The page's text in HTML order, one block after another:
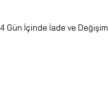
Gün İçinde İade ve Değişim